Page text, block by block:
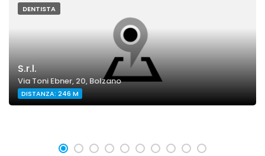
DENTISTA
S.r.l.
Via Toni Ebner, 20, Bolzano
DISTANZA: 246 M